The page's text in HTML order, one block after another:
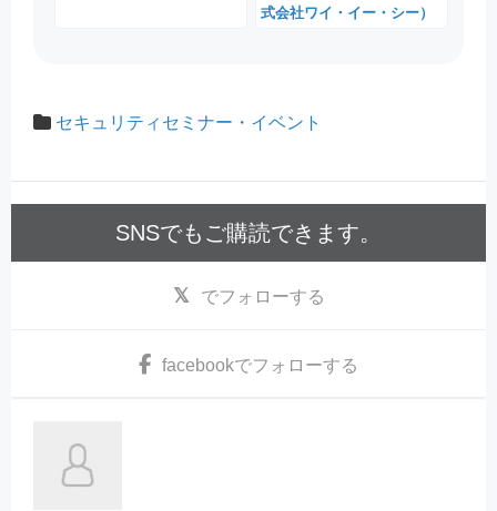
式会社ワイ・イー・シー）
セキュリティセミナー・イベント
SNSでもご購読できます。
でフォローする
facebookでフォローする